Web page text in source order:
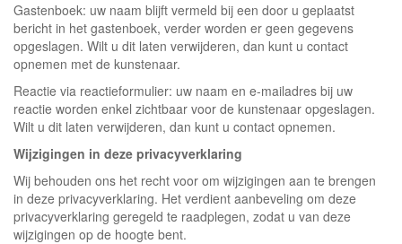
Gastenboek: uw naam blijft vermeld bij een door u geplaatst
bericht in het gastenboek, verder worden er geen gegevens
opgeslagen. Wilt u dit laten verwijderen, dan kunt u contact
opnemen met de kunstenaar.
Reactie via reactieformulier: uw naam en e-mailadres bij uw
reactie worden enkel zichtbaar voor de kunstenaar opgeslagen.
Wilt u dit laten verwijderen, dan kunt u contact opnemen.
Wijzigingen in deze privacyverklaring
Wij behouden ons het recht voor om wijzigingen aan te brengen
in deze privacyverklaring. Het verdient aanbeveling om deze
privacyverklaring geregeld te raadplegen, zodat u van deze
wijzigingen op de hoogte bent.